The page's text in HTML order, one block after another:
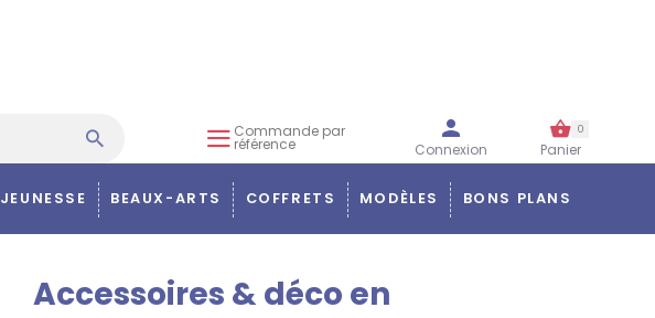
Commande par
référence Connexion Panier
0
JEUNESSE BEAUX-ARTS COFFRETS MODÈLES BONS PLANS
Accessoires & déco en